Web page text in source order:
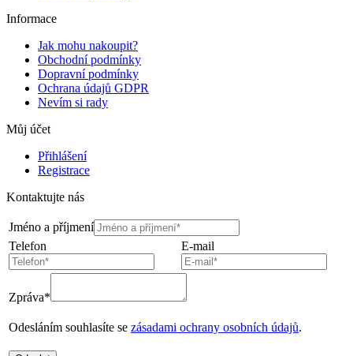
Informace
Jak mohu nakoupit?
Obchodní podmínky
Dopravní podmínky
Ochrana údajů GDPR
Nevím si rady
Můj účet
Přihlášení
Registrace
Kontaktujte nás
Jméno a příjmení
Telefon
E-mail
Zpráva*
Odesláním souhlasíte se zásadami ochrany osobních údajů.